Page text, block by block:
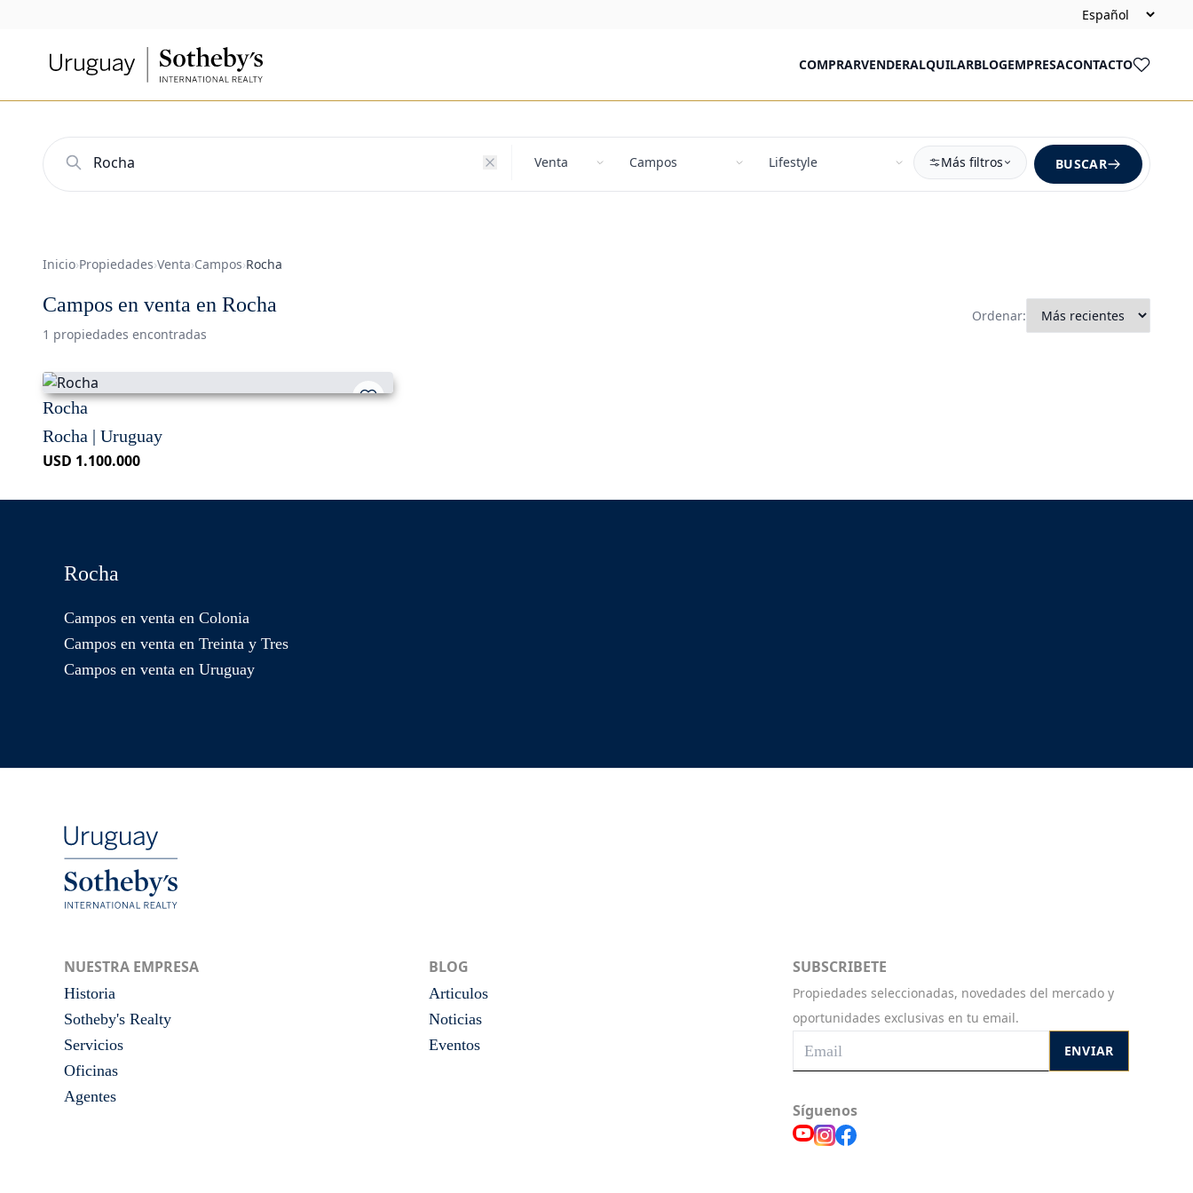
COMPRARVENDERALQUILARBLOGEMPRESACONTACTO
Más filtros BUSCAR
Inicio›Propiedades›Venta›Campos›Rocha
Campos en venta en Rocha
1 propiedades encontradas
Ordenar:
Rocha
Rocha | Uruguay
USD 1.100.000
Rocha
Campos en venta en Colonia
Campos en venta en Treinta y Tres
Campos en venta en Uruguay
NUESTRA EMPRESA
Historia
Sotheby's Realty
Servicios
Oficinas
Agentes
BLOG
Articulos
Noticias
Eventos
SUBSCRIBETE
Propiedades seleccionadas, novedades del mercado y
oportunidades exclusivas en tu email.
ENVIAR
Síguenos